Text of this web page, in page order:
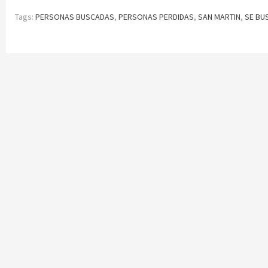
Tags: PERSONAS BUSCADAS, PERSONAS PERDIDAS, SAN MARTIN, SE